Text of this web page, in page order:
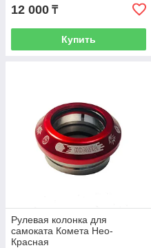
12 000 ₸
Купить
Рулевая колонка для
самоката Комета Нео-
Красная